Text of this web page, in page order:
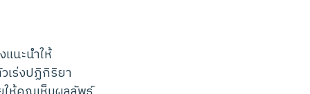
นะนำให้
เร่งปฏิกิริยา